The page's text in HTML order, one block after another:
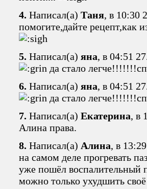
4. Написал(а) Таня, в 10:30
помогите,дайте рецепт,как
5. Написал(а) яна, в 04:51
да стало
6. Написал(а) яна, в 04:51
да стало
7. Написал(а) Екатерина, в
Алина права.
8. Написал(а) Алина, в
на самом деле прогревать
уже пошёл воспалительный
можно только ухудшить своё